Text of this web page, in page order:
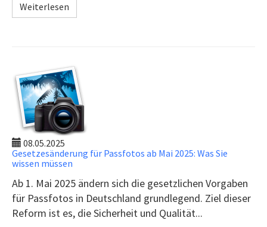
Weiterlesen
08.05.2025
Gesetzesänderung für Passfotos ab Mai 2025: Was Sie
wissen müssen
Ab 1. Mai 2025 ändern sich die gesetzlichen Vorgaben
für Passfotos in Deutschland grundlegend. Ziel dieser
Reform ist es, die Sicherheit und Qualität...